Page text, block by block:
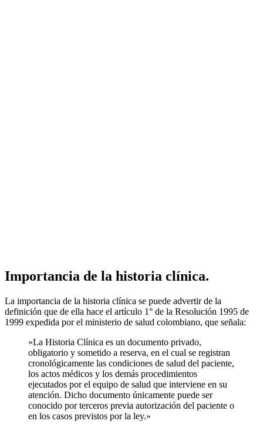
Importancia de la historia clínica.
La importancia de la historia clínica se puede advertir de la
definición que de ella hace el artículo 1° de la Resolución 1995 de
1999 expedida por el ministerio de salud colombiano, que señala:
«La Historia Clínica es un documento privado,
obligatorio y sometido a reserva, en el cual se registran
cronológicamente las condiciones de salud del paciente,
los actos médicos y los demás procedimientos
ejecutados por el equipo de salud que interviene en su
atención. Dicho documento únicamente puede ser
conocido por terceros previa autorización del paciente o
en los casos previstos por la ley.»